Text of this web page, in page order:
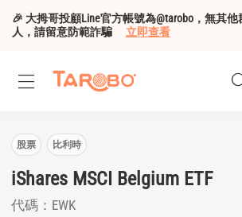
🎉 大拇哥投顧Line官方帳號為@tarobo，無其
人，請留意防範詐騙
立即查看
股票 比利時
iShares MSCI Belgium ETF
代碼：EWK